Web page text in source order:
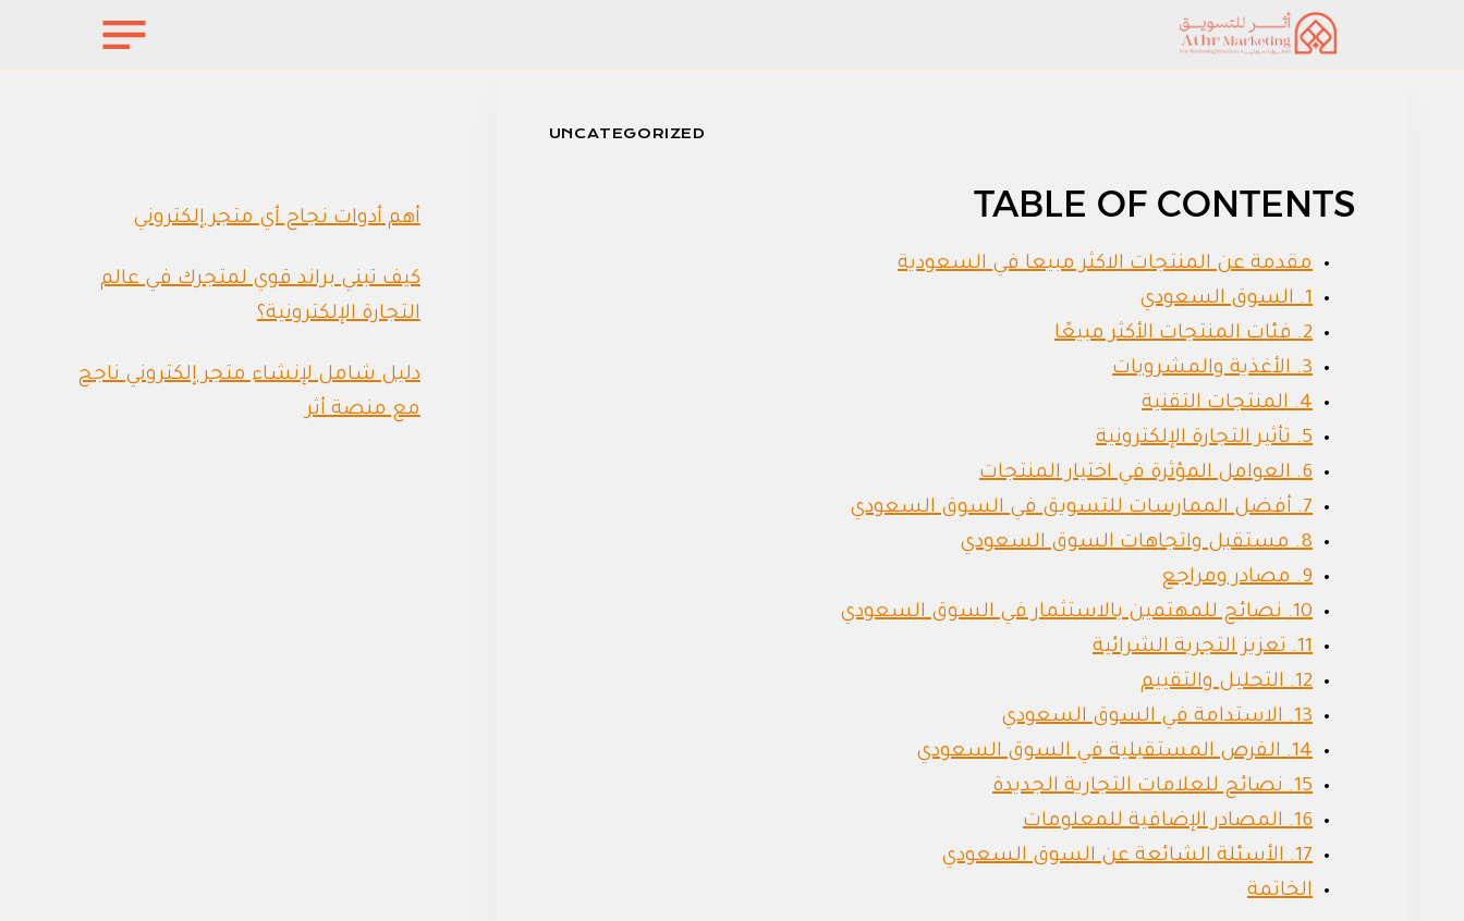
UNCATEGORIZED
TABLE OF CONTENTS
مقدمة عن المنتجات الاكثر مبيعا في السعودية
1. السوق السعودي
2. فئات المنتجات الأكثر مبيعًا
3. الأغذية والمشروبات
4. المنتجات التقنية
5. تأثير التجارة الإلكترونية
6. العوامل المؤثرة في اختيار المنتجات
7. أفضل الممارسات للتسويق في السوق السعودي
8. مستقبل واتجاهات السوق السعودي
9. مصادر ومراجع
10. نصائح للمهتمين بالاستثمار في السوق السعودي
11. تعزيز التجربة الشرائية
12. التحليل والتقييم
13. الاستدامة في السوق السعودي
14. الفرص المستقبلية في السوق السعودي
15. نصائح للعلامات التجارية الجديدة
16. المصادر الإضافية للمعلومات
17. الأسئلة الشائعة عن السوق السعودي
الخاتمة
أهم أدوات نجاح أي متجر إلكتروني
كيف تبني براند قوي لمتجرك في عالم
التجارة الإلكترونية؟
دليل شامل لإنشاء متجر إلكتروني ناجح
مع منصة أثر